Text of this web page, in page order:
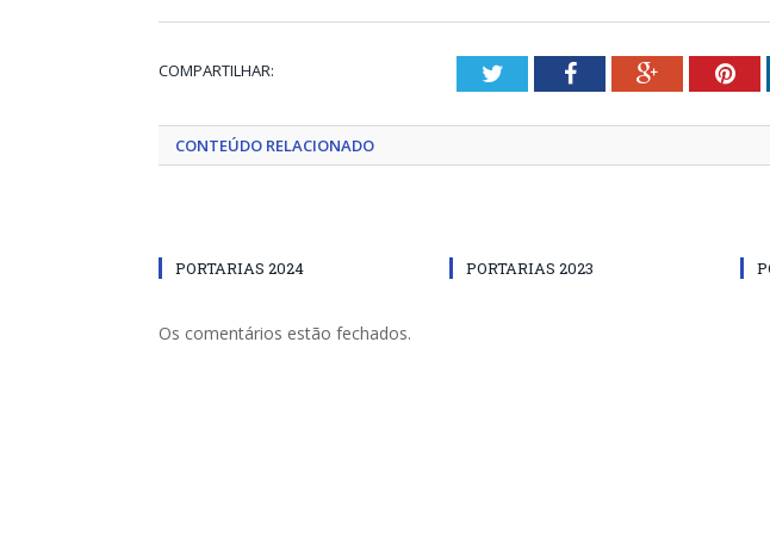
COMPARTILHAR: TwitterFacebookGoogle+
CONTEÚDO RELACIONADO
PORTARIAS 2024 PORTARIAS 2023
Os comentários estão fechados.